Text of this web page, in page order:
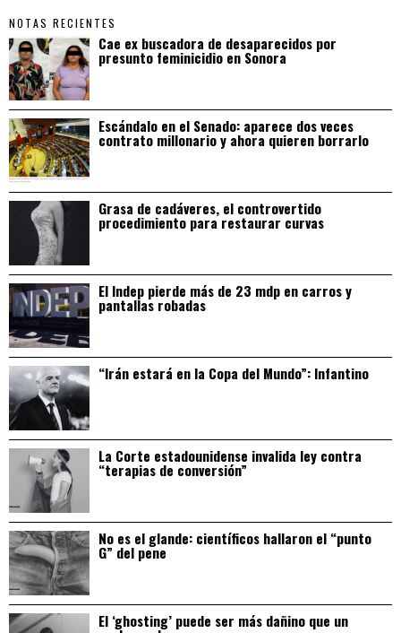
NOTAS RECIENTES
Cae ex buscadora de desaparecidos por
presunto feminicidio en Sonora
Escándalo en el Senado: aparece dos veces
contrato millonario y ahora quieren borrarlo
Grasa de cadáveres, el controvertido
procedimiento para restaurar curvas
El Indep pierde más de 23 mdp en carros y
pantallas robadas
“Irán estará en la Copa del Mundo”: Infantino
La Corte estadounidense invalida ley contra
“terapias de conversión”
No es el glande: científicos hallaron el “punto
G” del pene
El ‘ghosting’ puede ser más dañino que un